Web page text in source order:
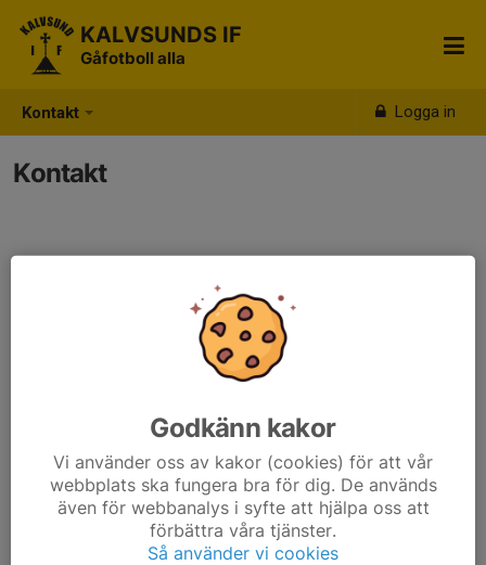
Kontakt Logga in
KALVSUNDS IF
Gåfotboll alla
Kontakt
Godkänn kakor
Vi använder oss av kakor (cookies) för att vår
webbplats ska fungera bra för dig. De används
även för webbanalys i syfte att hjälpa oss att
förbättra våra tjänster.
Så använder vi cookies